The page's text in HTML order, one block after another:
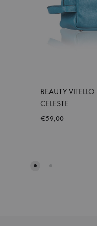
BEAUTY
CELESTE
€59,00